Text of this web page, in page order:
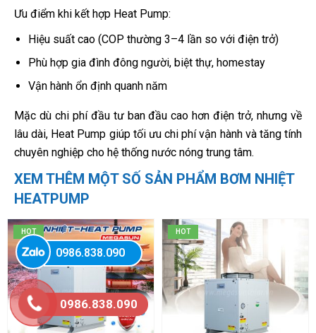
Ưu điểm khi kết hợp Heat Pump:
Hiệu suất cao (COP thường 3–4 lần so với điện trở)
Phù hợp gia đình đông người, biệt thự, homestay
Vận hành ổn định quanh năm
Mặc dù chi phí đầu tư ban đầu cao hơn điện trở, nhưng về
lâu dài, Heat Pump giúp tối ưu chi phí vận hành và tăng tính
chuyên nghiệp cho hệ thống nước nóng trung tâm.
XEM THÊM MỘT SỐ SẢN PHẨM BƠM NHIỆT
HEATPUMP
HOT HOT
0986.838.090
0986.838.090